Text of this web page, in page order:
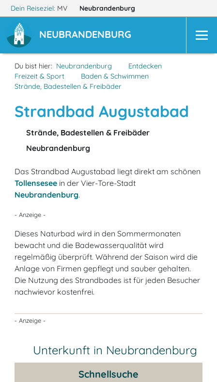
Dein Reiseziel: MV Neubrandenburg
NEUBRANDENBURG
Du bist hier: Neubrandenburg
Entdecken
Freizeit & Sport
Baden & Schwimmen
Strände, Badestellen & Freibäder
Strandbad Augustabad
Strände, Badestellen & Freibäder
Neubrandenburg
Das Strandbad Augustabad liegt direkt am schönen
Tollensesee in der Vier-Tore-Stadt
Neubrandenburg.
- Anzeige -
Dieses Naturbad wird in den Sommermonaten
bewacht und die Badewasserqualität wird
regelmäßig überprüft. Während der Saison wird die
Anlage von Firmen gepflegt und sauber gehalten.
Die Nutzung des Strandbades ist für jeden Besucher
nachwievor kostenfrei.
- Anzeige -
Unterkunft in Neubrandenburg
Schnellsuche